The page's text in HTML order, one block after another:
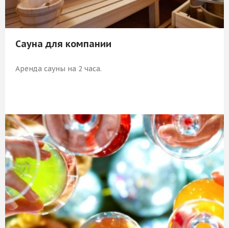
Сауна для компании
Аренда сауны на 2 часа.
8 009 Р КУПИТЬ